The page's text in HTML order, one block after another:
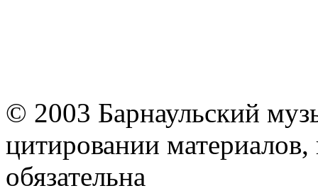
© 2003 Барнаульский
цитировании
обязательна